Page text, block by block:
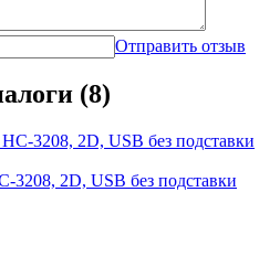
Отправить отзыв
(8)
3208, 2D, USB без подставки